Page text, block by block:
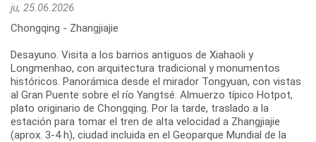
ju, 25.06.2026
Chongqing - Zhangjiajie
Desayuno. Visita a los barrios antiguos de Xiahaoli y
Longmenhao, con arquitectura tradicional y monumentos
históricos. Panorámica desde el mirador Tongyuan, con vistas
al Gran Puente sobre el río Yangtsé. Almuerzo típico Hotpot,
plato originario de Chongqing. Por la tarde, traslado a la
estación para tomar el tren de alta velocidad a Zhangjiajie
(aprox. 3-4 h), ciudad incluida en el Geoparque Mundial de la